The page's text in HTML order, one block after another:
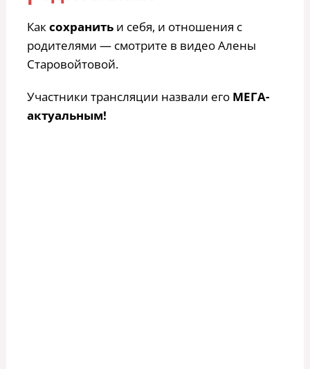
Каксохранитьи себя, и отношения с
родителями — смотрите в видео Алены
Старовойтовой.
Участники трансляции назвали его МЕГА-
актуальным!